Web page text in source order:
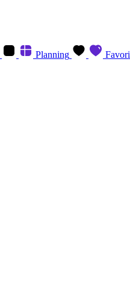
Planning